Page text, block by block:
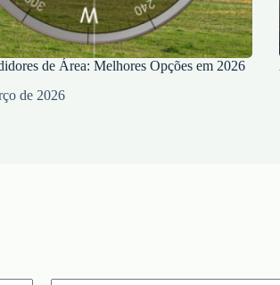
de Área: Melhores Opções em 2026
de 2026